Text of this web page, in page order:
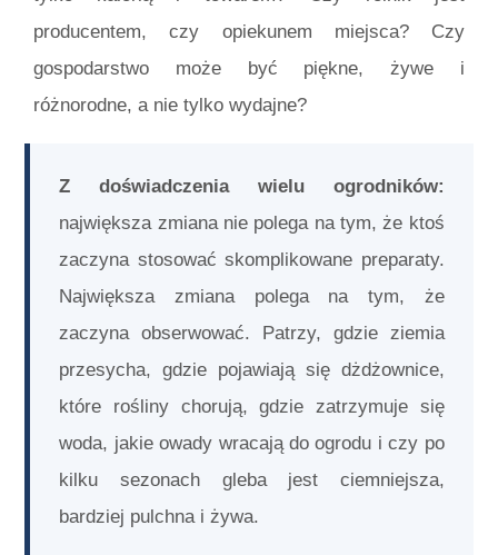
producentem, czy opiekunem miejsca? Czy
gospodarstwo może być piękne, żywe i
różnorodne, a nie tylko wydajne?
Z doświadczenia wielu ogrodników:
największa zmiana nie polega na tym, że ktoś
zaczyna stosować skomplikowane preparaty.
Największa zmiana polega na tym, że
zaczyna obserwować. Patrzy, gdzie ziemia
przesycha, gdzie pojawiają się dżdżownice,
które rośliny chorują, gdzie zatrzymuje się
woda, jakie owady wracają do ogrodu i czy po
kilku sezonach gleba jest ciemniejsza,
bardziej pulchna i żywa.